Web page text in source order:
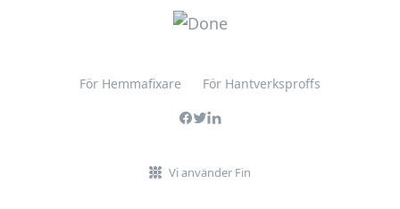
För Hemmafixare För Hantverksproffs
Vi använder Fin